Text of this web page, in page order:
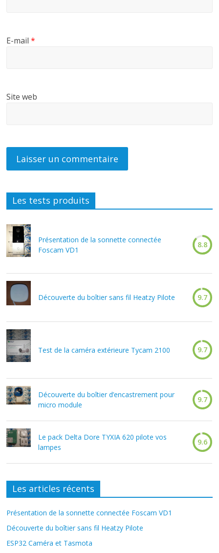
E-mail*
Site web
Les tests produits
Présentation de la sonnette connectée
Foscam VD1
8.8
Découverte du boîtier sans fil Heatzy Pilote 9.7
Test de la caméra extérieure Tycam 2100 9.7
Découverte du boîtier d’encastrement pour
micro module
9.7
Le pack Delta Dore TYXIA 620 pilote vos
lampes
9.6
Les articles récents
Présentation de la sonnette connectée Foscam VD1
Découverte du boîtier sans fil Heatzy Pilote
ESP32 Caméra et Tasmota